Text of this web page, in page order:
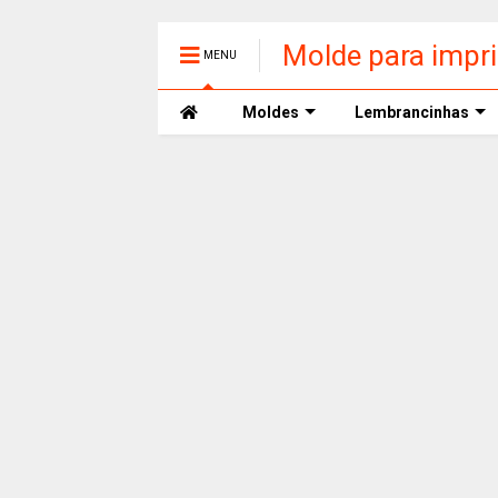
MENU Molde para
Moldes Lembrancinhas